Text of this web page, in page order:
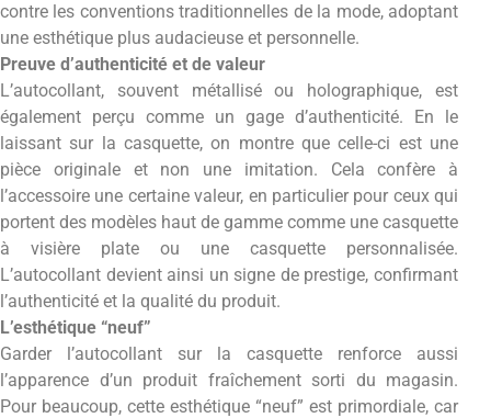
contre les conventions traditionnelles de la mode, adoptant
une esthétique plus audacieuse et personnelle.
Preuve d’authenticité et de valeur
L’autocollant, souvent métallisé ou holographique, est
également perçu comme un gage d’authenticité. En le
laissant sur la casquette, on montre que celle-ci est une
pièce originale et non une imitation. Cela confère à
l’accessoire une certaine valeur, en particulier pour ceux qui
portent des modèles haut de gamme comme une casquette
à visière plate ou une casquette personnalisée.
L’autocollant devient ainsi un signe de prestige, confirmant
l’authenticité et la qualité du produit.
L’esthétique “neuf”
Garder l’autocollant sur la casquette renforce aussi
l’apparence d’un produit fraîchement sorti du magasin.
Pour beaucoup, cette esthétique “neuf” est primordiale, car